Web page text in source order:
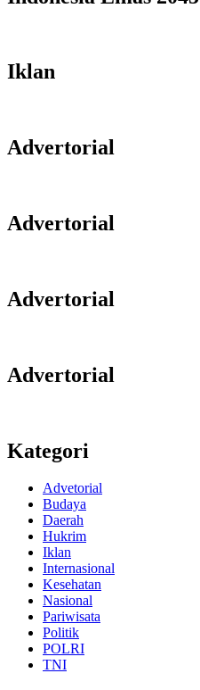
Iklan
Advertorial
Advertorial
Advertorial
Advertorial
Kategori
Advetorial
Budaya
Daerah
Hukrim
Iklan
Internasional
Kesehatan
Nasional
Pariwisata
Politik
POLRI
TNI